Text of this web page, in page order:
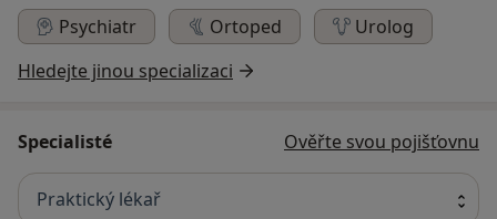
Psychiatr
Ortoped
Urolog
Hledejte jinou specializaci
Specialisté Ověřte svou pojišťovnu
Praktický lékař